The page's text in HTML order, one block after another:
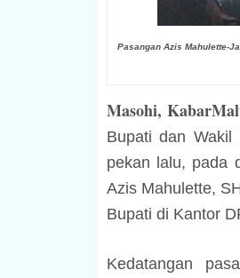
Pasangan Azis Mahulette-
Masohi,
Bupati dan Wakil
pekan lalu, pada
Azis Mahulette,
Bupati di Kantor
Kedatangan